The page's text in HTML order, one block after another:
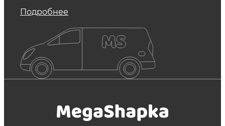
Подробнее